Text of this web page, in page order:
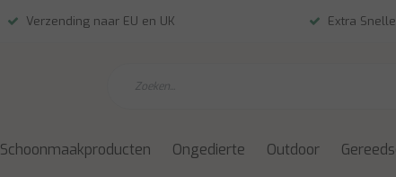
Verzending naar EU en UK Extra
Schoonmaakproducten Ongedierte Outdoor